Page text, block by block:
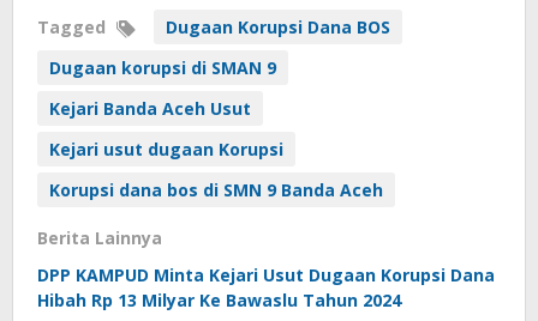
Tagged
Dugaan Korupsi Dana BOS
Dugaan korupsi di SMAN 9
Kejari Banda Aceh Usut
Kejari usut dugaan Korupsi
Korupsi dana bos di SMN 9 Banda Aceh
Berita Lainnya
DPP KAMPUD Minta Kejari Usut Dugaan Korupsi Dana
Hibah Rp 13 Milyar Ke Bawaslu Tahun 2024